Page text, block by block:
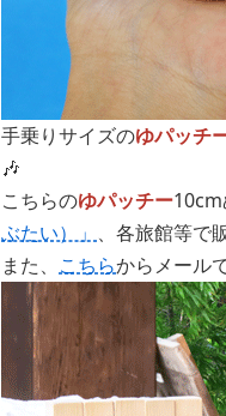
手乗りサイズのゆパッチ
🎶
こちらのゆパッチー10cm
ぶたい）」 、各旅館等で
また、 こちらからメール